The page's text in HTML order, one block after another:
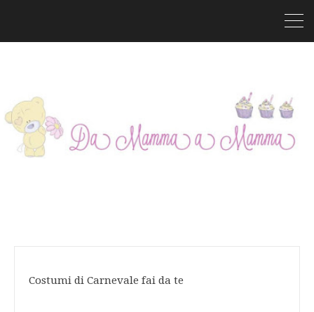
Costumi di Carnevale fai da te